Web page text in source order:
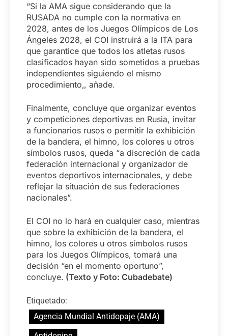
“Si la AMA sigue considerando que la
RUSADA no cumple con la normativa en
2028, antes de los Juegos Olímpicos de Los
Ángeles 2028, el COI instruirá a la ITA para
que garantice que todos los atletas rusos
clasificados hayan sido sometidos a pruebas
independientes siguiendo el mismo
procedimiento‚, añade.
Finalmente, concluye que organizar eventos
y competiciones deportivas en Rusia, invitar
a funcionarios rusos o permitir la exhibición
de la bandera, el himno, los colores u otros
símbolos rusos, queda “a discreción de cada
federación internacional y organizador de
eventos deportivos internacionales, y debe
reflejar la situación de sus federaciones
nacionales”.
El COI no lo hará en cualquier caso, mientras
que sobre la exhibición de la bandera, el
himno, los colores u otros símbolos rusos
para los Juegos Olímpicos, tomará una
decisión “en el momento oportuno”,
concluye. (Texto y Foto: Cubadebate)
Etiquetado:
Agencia Mundial Antidopaje (AMA)